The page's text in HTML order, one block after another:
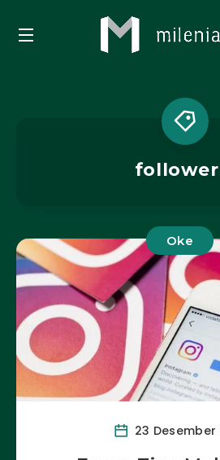
Oke
23 Desember